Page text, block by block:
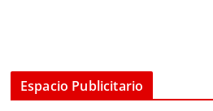
Espacio Publicitario